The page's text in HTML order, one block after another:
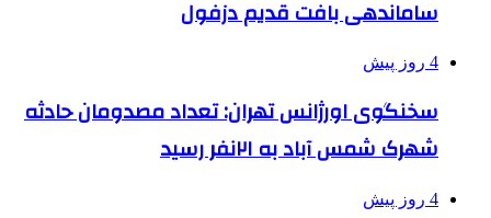
ساماندهی بافت قدیم دزفول
4 روز پیش
سخنگوی اورژانس تهران: تعداد مصدومان حادثه
شهرک شمس آباد به ۲۱نفر رسید
4 روز پیش